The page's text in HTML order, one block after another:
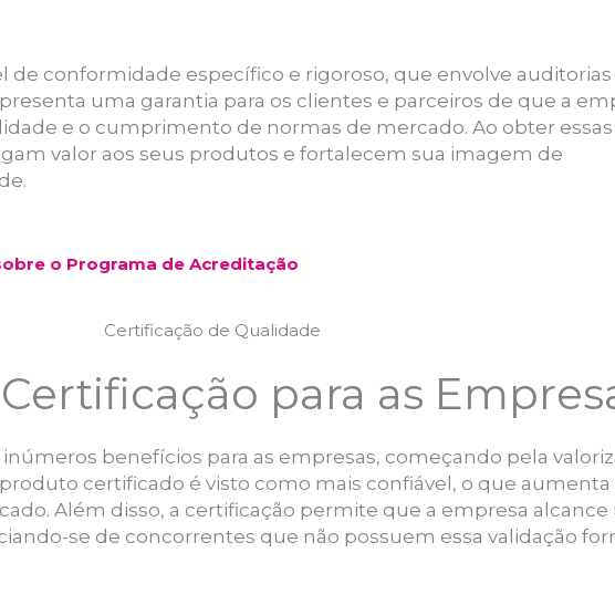
de conformidade específico e rigoroso, que envolve auditorias
uma garantia para os clientes e parceiros de que a
e o cumprimento de normas de mercado. Ao obter essas
valor aos seus produtos e fortalecem sua imagem de
o Programa de Acreditação
para as
benefícios para as empresas, começando pela
certificado é visto como mais confiável, o que aumenta
Além disso, a certificação permite que a empresa alcance
se de concorrentes que não possuem essa validação